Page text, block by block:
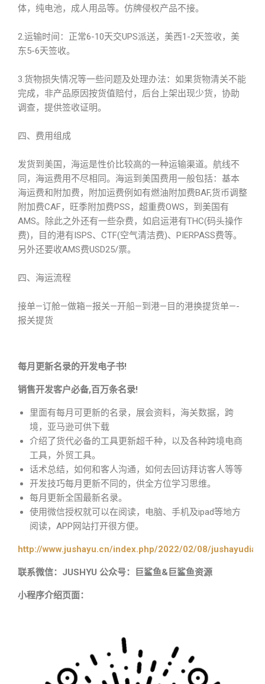
体，纯电池，成人用品等。仿牌侵权产品不接。
2.运输时间：正常6-10天交UPS派送，美西1-2天签收，美
东5-6天签收。
3.货物损失情况等一些问题及处理办法：如果货物清关不能
完成，非产品原因按货值赔付，后台上架出现少货，协助
调查，提供签收证明。
四、费用组成
发货到美国，海运是性价比较高的一种运输渠道。航线不
同，海运费用不尽相同。海运到美国费用一般包括：基本
海运费和附加费，附加运费例如有燃油附加费BAF,货币调整
附加费CAF，旺季附加费PSS，超重费OWS，到美国有
AMS。除此之外还有一些杂费，如启运港有THC(码头操作
费)，目的港有ISPS、CTF(空气清洁费)、PIERPASS费等。
另外还要收AMS费USD25/票。
四、海运流程
接单—订舱—做箱—报关—开船—到港—目的港换提货单—-
报关提货
每月更新名录的开发电子书!
销售开发客户必备,百万条名录!
里面有每月可更新的名录，展会资料，海关数据，跨
境，亚马逊可供下载
介绍了货代必备的工具更新超千种，以及各种跨境电商
工具，外贸工具。
话术总结，如何和客人沟通，如何去回访拜访客人等等
开发技巧每月更新不同的，供全方位学习思维。
每月更新全国最新名录。
使用微信授权就可以在阅读，电脑、手机及ipad等地方
阅读，APP网站打开很方便。
http://www.jushayu.cn/index.php/2022/02/08/
联系微信：JUSHYU 公众号：巨鲨鱼&巨鲨鱼资源
小程序介绍页面：